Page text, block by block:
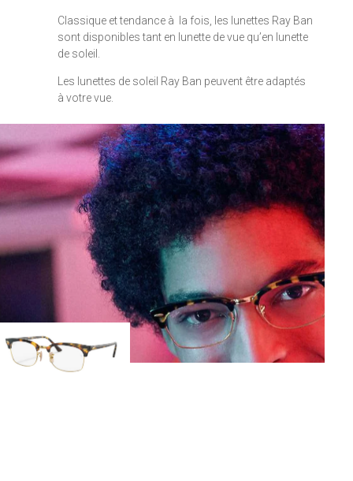
Classique et tendance à la fois, les lunettes Ray Ban
sont disponibles tant en lunette de vue qu’en lunette
de soleil.
Les lunettes de soleil Ray Ban peuvent être adaptés
à votre vue.